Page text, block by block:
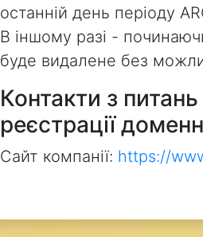
останній день періоду
В іншому разі -
буде видалене без
Контакти з
реєстрації
Сайт компанії: https://